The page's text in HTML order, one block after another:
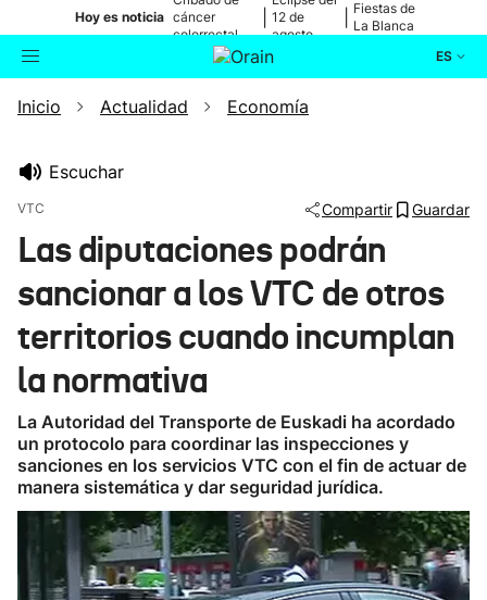
Hoy es noticia cáncer
colorrectal
12 de
agosto
Fiestas de
La Blanca
ES
Buscador Actualidad
Ikusmiran
Eguraldia
Inicio Actualidad Economía
Escuchar
VTC Compartir Guardar
Las diputaciones podrán
sancionar a los VTC de otros
territorios cuando incumplan
la normativa
La Autoridad del Transporte de Euskadi ha acordado
un protocolo para coordinar las inspecciones y
sanciones en los servicios VTC con el fin de actuar de
manera sistemática y dar seguridad jurídica.